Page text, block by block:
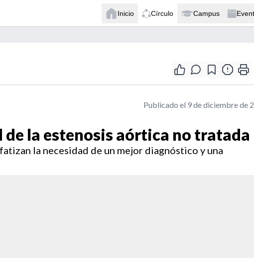
Inicio Círculo Campus
Publicado el 9 de diciembre de
la estenosis aórtica no tratada
la necesidad de un mejor diagnóstico y una